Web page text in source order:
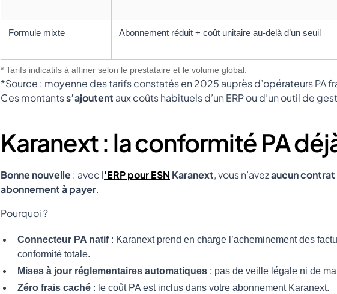
Formule mixte Abonnement réduit + coût unitaire au-delà d’un seuil
* Tarifs indicatifs à affiner selon le prestataire et le volume global.
*Source : moyenne des tarifs constatés en 2025 auprès d’opérateurs PA
Ces montantss’ajoutent aux coûts habituels d’un ERP ou d’un outil de
Karanext : la conformité PA
Bonne nouvelle: avec l'ERP pour ESN Karanext, vous n’avezaucun contrat
abonnement à payer.
Pourquoi ?
Connecteur PA natif: Karanext prend en charge l’acheminement des
conformité totale.
Mises à jour réglementaires automatiques : pas de veille légale ni de
Zéro frais caché : le coût PA est inclus dans votre abonnement Karanext.